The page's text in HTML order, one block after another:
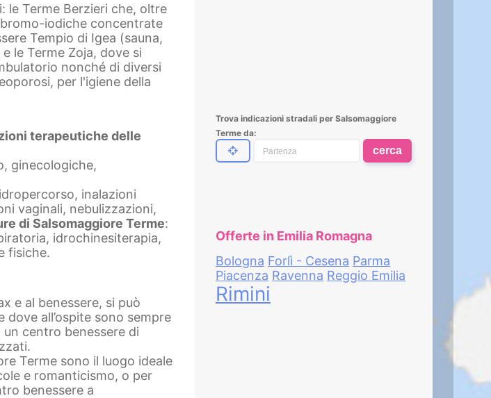
le Terme Berzieri che, oltre
iodiche concentrate
Tempio di Igea (sauna,
le Terme Zoja, dove si
nonché di diversi
per l'igiene della
terapeutiche delle
ginecologiche,
inalazioni
vaginali, nebulizzazioni,
di Salsomaggiore Terme:
idrochinesiterapia,
fisiche.
e al benessere, si può
all’ospite sono sempre
centro benessere di
Terme sono il luogo ideale
e romanticismo, o per
benessere a
Trova indicazioni stradali per Salsomaggiore
Terme da:
cerca
Offerte in Emilia Romagna
Bologna Forlì - Cesena Parma
Piacenza Ravenna Reggio Emilia
Rimini